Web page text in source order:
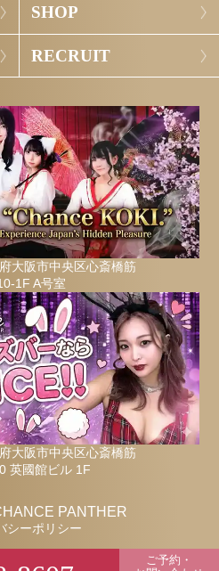
ご予約・
SHOP
RECRUIT
大阪市中央区心斎橋筋
1F A号室
大阪市中央区心斎橋筋
英國館ビル 1F
PANTHER
シーポリシー